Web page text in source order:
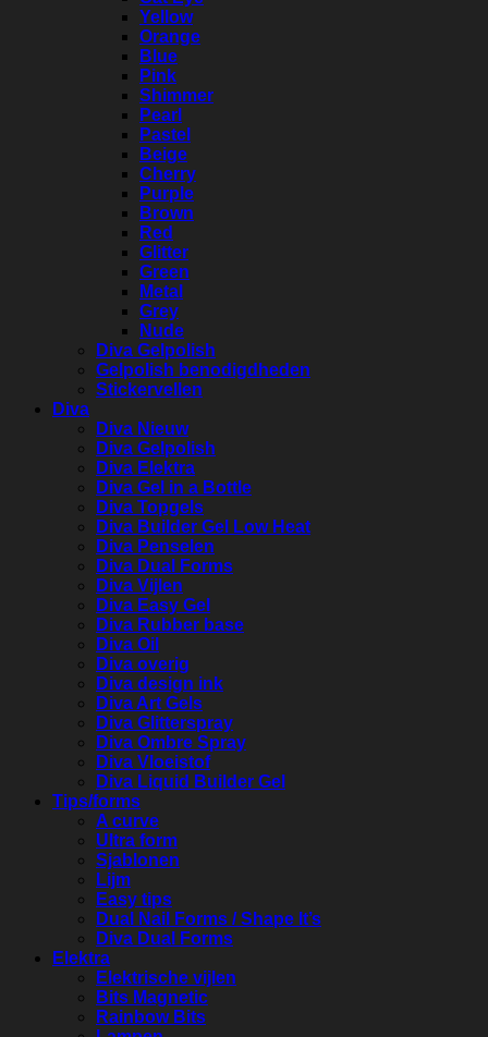
Yellow
Orange
Blue
Pink
Shimmer
Pearl
Pastel
Beige
Cherry
Purple
Brown
Red
Glitter
Green
Metal
Grey
Nude
Diva Gelpolish
Gelpolish benodigdheden
Stickervellen
Diva
Diva Nieuw
Diva Gelpolish
Diva Elektra
Diva Gel in a Bottle
Diva Topgels
Diva Builder Gel Low Heat
Diva Penselen
Diva Dual Forms
Diva Vijlen
Diva Easy Gel
Diva Rubber base
Diva Oil
Diva overig
Diva design ink
Diva Art Gels
Diva Glitterspray
Diva Ombre Spray
Diva Vloeistof
Diva Liquid Builder Gel
Tips/forms
A curve
Ultra form
Sjablonen
Lijm
Easy tips
Dual Nail Forms / Shape It’s
Diva Dual Forms
Elektra
Elektrische vijlen
Bits Magnetic
Rainbow Bits